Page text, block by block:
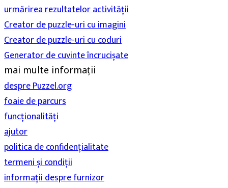
urmărirea rezultatelor activității
Creator de puzzle-uri cu imagini
Creator de puzzle-uri cu coduri
Generator de cuvinte încrucișate
mai multe informații
despre Puzzel.org
foaie de parcurs
funcționalități
ajutor
politica de confidențialitate
termeni și condiții
informații despre furnizor